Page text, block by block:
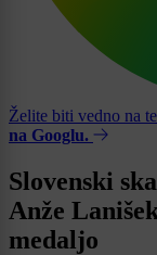
Želite biti vedno na
na Googlu.
Slovenski
Anže
medaljo